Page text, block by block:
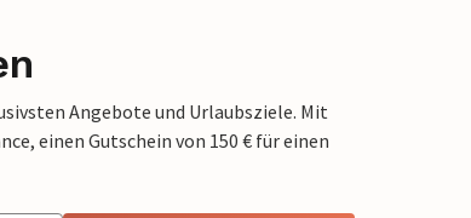
Angebote und Urlaubsziele. Mit
einen Gutschein von 150 € für einen